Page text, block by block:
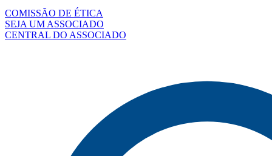
COMISSÃO DE ÉTICA
SEJA UM ASSOCIADO
CENTRAL DO ASSOCIADO